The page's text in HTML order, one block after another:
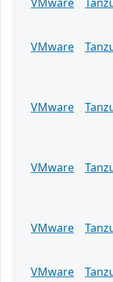
VMware
VMware
VMware
VMware
VMware